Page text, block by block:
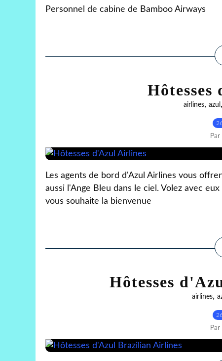
Personnel de cabine de Bamboo Airways
airlines, azul ,
Les agents de bord d'Azul Airlines vous
aussi l'Ange Bleu dans le ciel. Volez avec
vous souhaite la bienvenue
Hôtesses
airlines,